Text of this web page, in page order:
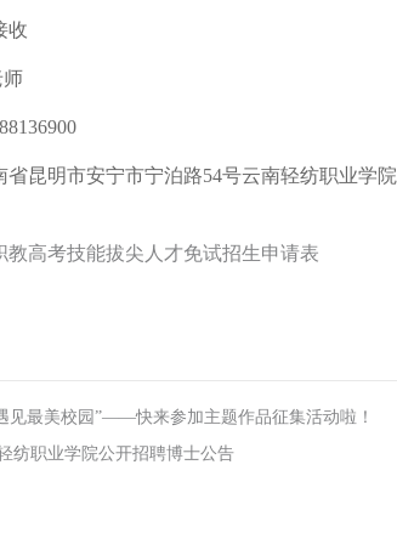
收
师
省昆明市安宁市宁泊路54号云南轻纺职业学院
教高考技能拔尖人才免试招生申请表
见最美校园”——快来参加主题作品征集活动啦！
纺职业学院公开招聘博士公告